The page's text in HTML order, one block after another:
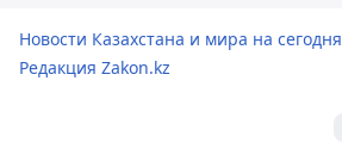
Новости Казахстана и мира на сегодня
Редакция Zakon.kz